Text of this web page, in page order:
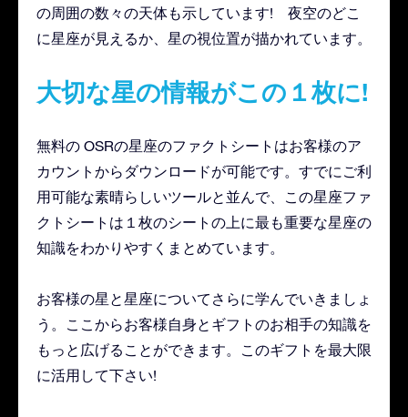
の周囲の数々の天体も示しています! 夜空のどこ
に星座が見えるか、星の視位置が描かれています。
大切な星の情報がこの１枚に!
無料の OSRの星座のファクトシートはお客様のア
カウントからダウンロードが可能です。すでにご利
用可能な素晴らしいツールと並んで、この星座ファ
クトシートは１枚のシートの上に最も重要な星座の
知識をわかりやすくまとめています。
お客様の星と星座についてさらに学んでいきましょ
う。ここからお客様自身とギフトのお相手の知識を
もっと広げることができます。このギフトを最大限
に活用して下さい!